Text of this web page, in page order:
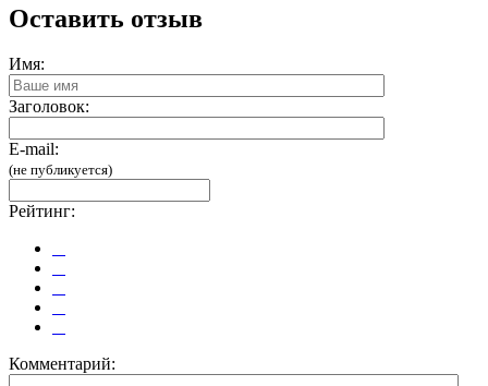
Оставить отзыв
Имя:
Заголовок:
E-mail:
(не публикуется)
Рейтинг:
Комментарий: